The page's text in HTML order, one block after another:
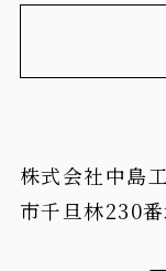
株式会社中島
市千旦林230番